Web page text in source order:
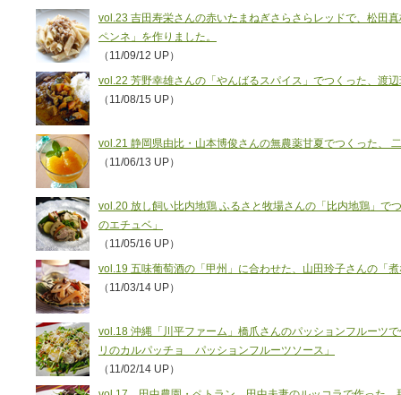
vol.23 吉田寿栄さんの赤いたまねぎさらさらレッドで、松田
ペンネ」を作りました。
（11/09/12 UP）
vol.22 芳野幸雄さんの「やんばるスパイス」でつくった、渡
（11/08/15 UP）
vol.21 静岡県由比・山本博俊さんの無農薬甘夏でつくった、
（11/06/13 UP）
vol.20 放し飼い比内地鶏 ふるさと牧場さんの「比内地鶏」で
のエチュベ」
（11/05/16 UP）
vol.19 五味葡萄酒の「甲州」に合わせた、山田玲子さんの「
（11/03/14 UP）
vol.18 沖縄「川平ファーム」橋爪さんのパッションフルーツ
リのカルパッチョ パッションフルーツソース」
（11/02/14 UP）